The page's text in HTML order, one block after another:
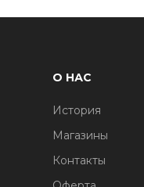
О НАС
История
Магазины
Контакты